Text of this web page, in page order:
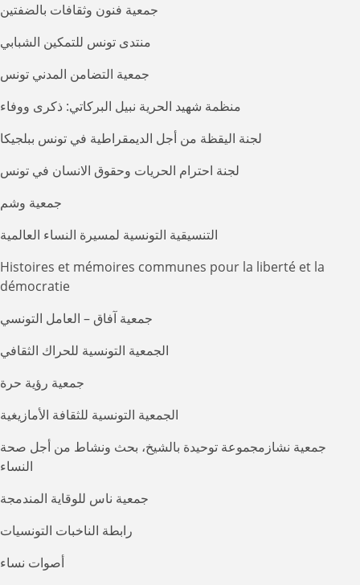
جمعية فنون وثقافات بالضفتين
منتدى تونس للتمكين الشبابي
جمعية التضامن المدني تونس
منظمة شهيد الحرية نبيل البركاتي: ذكرى ووفاء
لجنة اليقظة من أجل الديمقراطية في تونس ببلجيكا
لجنة احترام الحريات وحقوق الانسان في تونس
جمعية وشم
التنسيقية التونسية لمسيرة النساء العالمية
Histoires et mémoires communes pour la liberté et la
démocratie
جمعية آفاق – العامل التونسي
الجمعية التونسية للحراك الثقافي
جمعية رؤية حرة
الجمعية التونسية للثقافة الأمازيغية
جمعية نشازمجموعة توحيدة بالشيخ، بحث ونشاط من أجل صحة
النساء
جمعية ناس للوقاية المندمجة
رابطة الناخبات التونسيات
أصوات نساء